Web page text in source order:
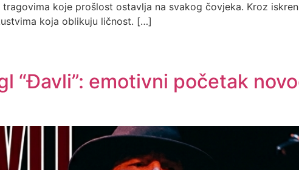
koje prošlost ostavlja na svakog čovjeka. Kroz
koja oblikuju ličnost. […]
“Đavli”: emotivni početak